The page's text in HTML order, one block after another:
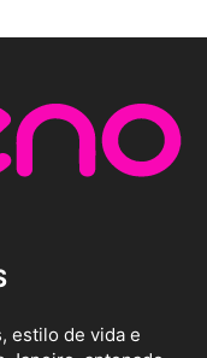
estilo de vida e